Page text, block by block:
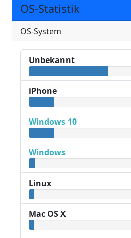
OS-Statistik
OS-System
Unbekannt
iPhone
Windows 10
Windows
Linux
Mac OS X